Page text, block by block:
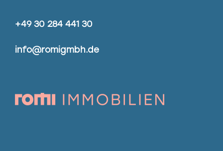
+49 30 284 441 30
info@romigmbh.de